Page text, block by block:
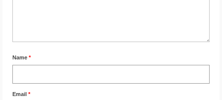
Name *
Email *